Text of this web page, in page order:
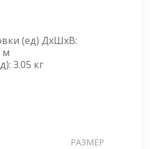
(ед) ДхШхВ:
м
3.05 кг
РАЗМЕР